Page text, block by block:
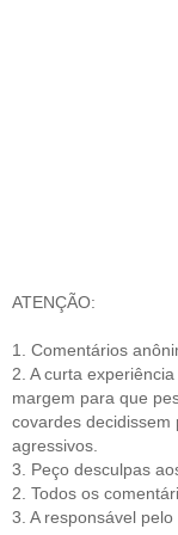
ATENÇÃO:
1. Comentários
2. A curta
margem para que
covardes decidissem
agressivos.
3. Peço desculpas
2. Todos os
3. A responsável